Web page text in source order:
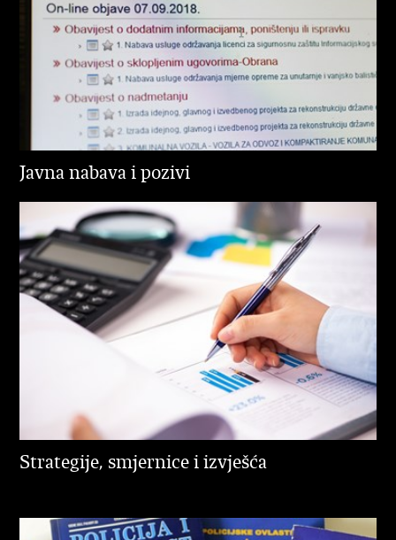
Javna nabava i pozivi
Strategije, smjernice i izvješća